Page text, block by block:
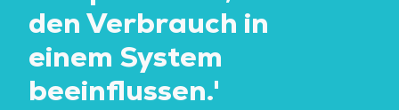
den Verbrauch in
einem System
beeinflussen.'